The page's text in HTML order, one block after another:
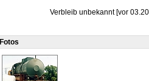
Verbleib unbekannt [vor
Fotos